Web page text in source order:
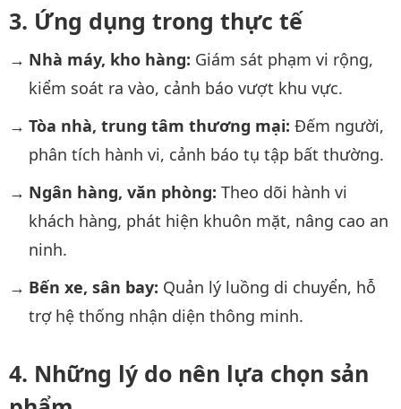
Ứng dụng trong thực tế
Nhà máy, kho hàng: Giám sát phạm vi rộng,
kiểm soát ra vào, cảnh báo vượt khu vực.
Tòa nhà, trung tâm thương mại: Đếm người,
phân tích hành vi, cảnh báo tụ tập bất thường.
Ngân hàng, văn phòng: Theo dõi hành vi
khách hàng, phát hiện khuôn mặt, nâng cao an
ninh.
Bến xe, sân bay: Quản lý luồng di chuyển, hỗ
trợ hệ thống nhận diện thông minh.
Những lý do nên lựa chọn sản